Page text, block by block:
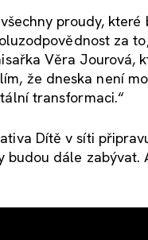
proudy,
za
Věra Jourová,
že dneska není
transformaci.“
Dítě v síti
dále